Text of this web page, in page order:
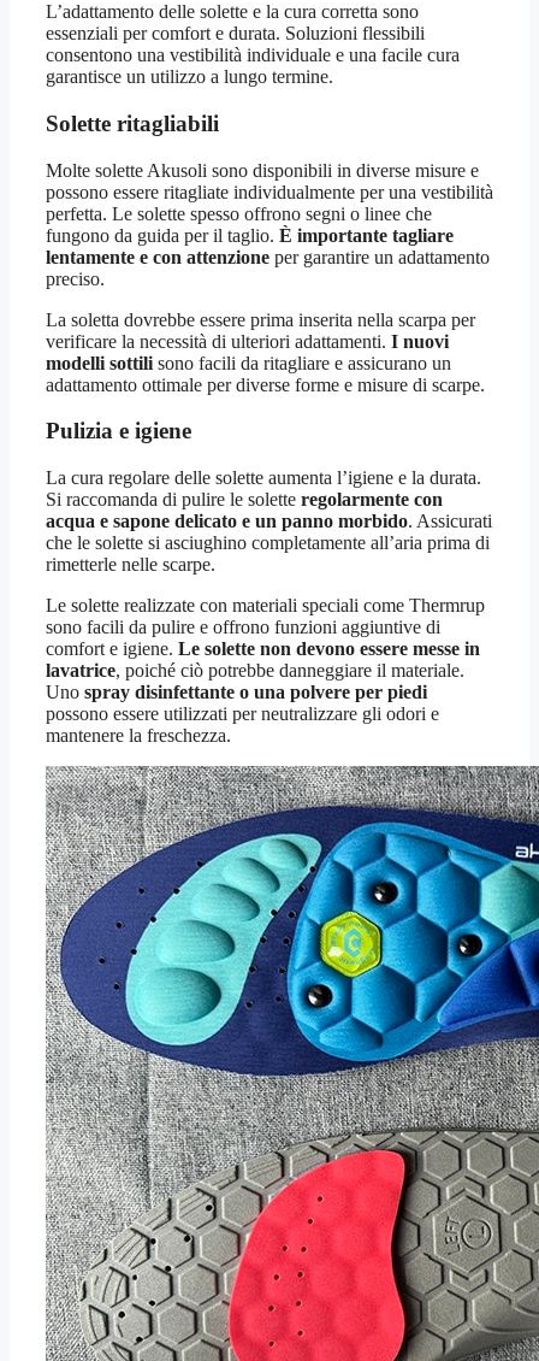
L’adattamento delle solette e la cura corretta sono
essenziali per comfort e durata. Soluzioni flessibili
consentono una vestibilità individuale e una facile cura
garantisce un utilizzo a lungo termine.
Solette ritagliabili
Molte solette Akusoli sono disponibili in diverse misure e
possono essere ritagliate individualmente per una vestibilità
perfetta. Le solette spesso offrono segni o linee che
fungono da guida per il taglio. È importante tagliare
lentamente e con attenzione per garantire un adattamento
preciso.
La soletta dovrebbe essere prima inserita nella scarpa per
verificare la necessità di ulteriori adattamenti. I nuovi
modelli sottili sono facili da ritagliare e assicurano un
adattamento ottimale per diverse forme e misure di scarpe.
Pulizia e igiene
La cura regolare delle solette aumenta l’igiene e la durata.
Si raccomanda di pulire le solette regolarmente con
acqua e sapone delicato e un panno morbido. Assicurati
che le solette si asciughino completamente all’aria prima di
rimetterle nelle scarpe.
Le solette realizzate con materiali speciali come Thermrup
sono facili da pulire e offrono funzioni aggiuntive di
comfort e igiene. Le solette non devono essere messe in
lavatrice, poiché ciò potrebbe danneggiare il materiale.
Uno spray disinfettante o una polvere per piedi
possono essere utilizzati per neutralizzare gli odori e
mantenere la freschezza.